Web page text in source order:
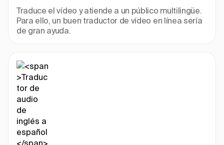
Traduce el vídeo y atiende a un público multilingüe.
Para ello, un buen traductor de vídeo en línea sería
de gran ayuda.